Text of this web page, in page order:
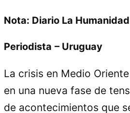
Nota: Diario La
Periodista – Uruguay
La crisis en Medio
en una nueva fase de
de acontecimientos que